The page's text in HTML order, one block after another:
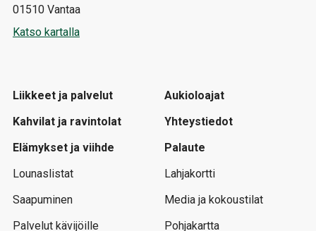
01510 Vantaa
Katso kartalla
Liikkeet ja palvelut
Kahvilat ja ravintolat
Elämykset ja viihde
Lounaslistat
Saapuminen
Palvelut kävijöille
Aukioloajat
Yhteystiedot
Palaute
Lahjakortti
Media ja kokoustilat
Pohjakartta